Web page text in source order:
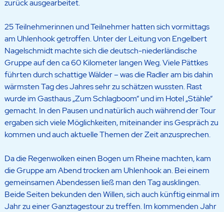
zurück ausgearbeitet.
25 Teilnehmerinnen und Teilnehmer hatten sich vormittags
am Uhlenhook getroffen. Unter der Leitung von Engelbert
Nagelschmidt machte sich die deutsch-niederländische
Gruppe auf den ca 60 Kilometer langen Weg. Viele Pättkes
führten durch schattige Wälder – was die Radler am bis dahin
wärmsten Tag des Jahres sehr zu schätzen wussten. Rast
wurde im Gasthaus „Zum Schlagboom“ und im Hotel „Stähle“
gemacht. In den Pausen und natürlich auch während der Tour
ergaben sich viele Möglichkeiten, miteinander ins Gespräch zu
kommen und auch aktuelle Themen der Zeit anzusprechen.
Da die Regenwolken einen Bogen um Rheine machten, kam
die Gruppe am Abend trocken am Uhlenhook an. Bei einem
gemeinsamen Abendessen ließ man den Tag ausklingen.
Beide Seiten bekunden den Willen, sich auch künftig einmal im
Jahr zu einer Ganztagestour zu treffen. Im kommenden Jahr